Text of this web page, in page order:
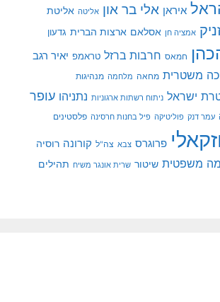
איראן אלי בר און אליטה אליטת
אמציה חן אסלאם ארצות הברית גדעון
חמאס חרבות ברזל טראמפ יאיר רגב
משטרית מחאה מלחמה מנהיגות
ישראל ניתוח רשתות ארגוניות נתניהו עופר
עמר דנק פוליטיקה פיל בחנות חרסינה פלסטינים
פרוגרס צבא צה"ל קורונה רוסיה
משפטית שיטור שרית אונגר משיח תהילים